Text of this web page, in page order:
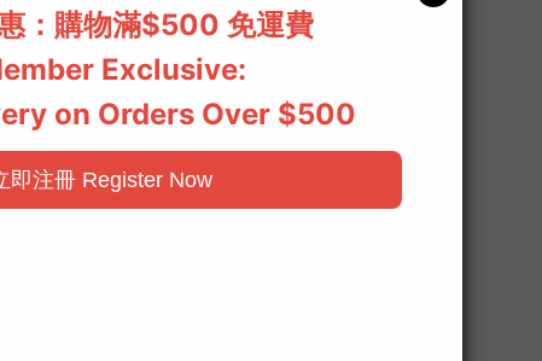
依飛神筆 Premium（24K鍍金）
HK$4,999.00
HK$6,518.00